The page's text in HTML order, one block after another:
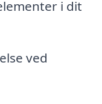
i dit
ved